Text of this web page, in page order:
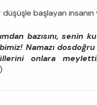
başlayan insanın
bazısını,
Namazı
onlara